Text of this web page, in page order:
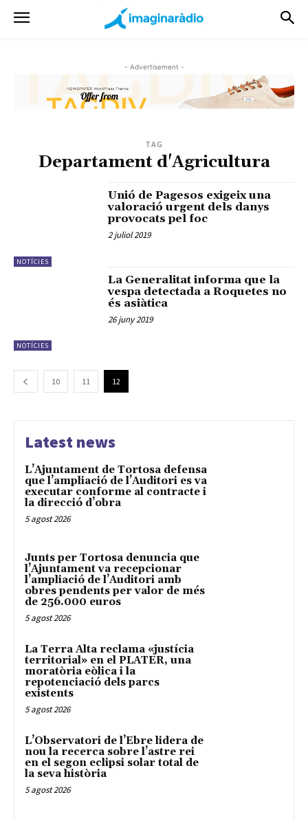
- Advertisement -
TAG
Departament d'Agricultura
NOTÍCIES
Unió de Pagesos exigeix una
valoració urgent dels danys
provocats pel foc
2 juliol 2019
NOTÍCIES
La Generalitat informa que la
vespa detectada a Roquetes no
és asiàtica
26 juny 2019
10 11 12
Latest news
L’Ajuntament de Tortosa defensa
que l’ampliació de l’Auditori es va
executar conforme al contracte i
la direcció d’obra
5 agost 2026
Junts per Tortosa denuncia que
l’Ajuntament va recepcionar
l’ampliació de l’Auditori amb
obres pendents per valor de més
de 256.000 euros
5 agost 2026
La Terra Alta reclama «justícia
territorial» en el PLATER, una
moratòria eòlica i la
repotenciació dels parcs
existents
5 agost 2026
L’Observatori de l’Ebre lidera de
nou la recerca sobre l’astre rei
en el segon eclipsi solar total de
la seva història
5 agost 2026